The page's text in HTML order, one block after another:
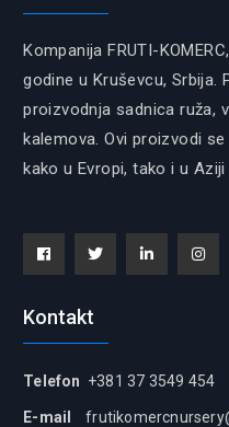
Kompanija FRUTI-
godine u Kruševcu, Srbija.
proizvodnja sadnica ruža,
kalemova. Ovi proizvodi
kako u Evropi, tako i u
Kontakt
Telefon +381 37 3549 454
E-mail